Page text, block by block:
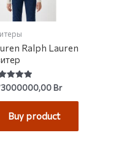
Ralph Lauren
of 5
Br
Buy product